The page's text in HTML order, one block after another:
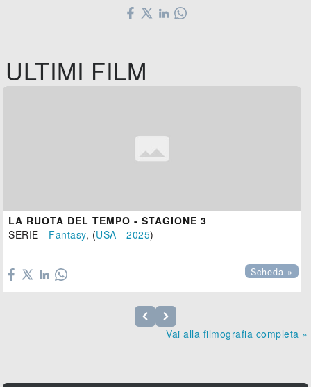
ULTIMI FILM
LA RUOTA DEL TEMPO - STAGIONE 3
SERIE - Fantasy, (USA -2025)
Scheda »
Vai alla filmografia completa »